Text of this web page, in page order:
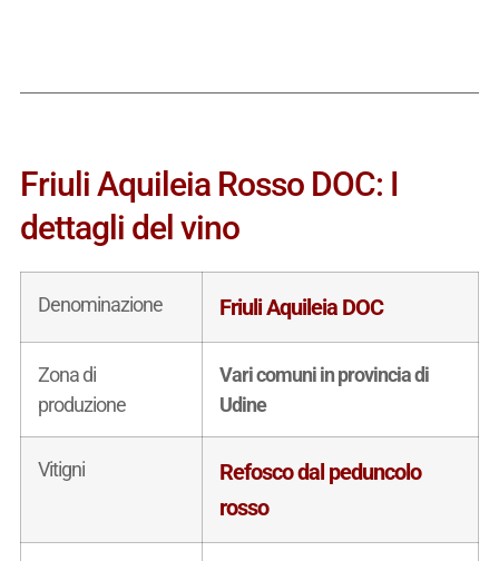
Friuli Aquileia Rosso DOC: I
dettagli del vino
Denominazione Friuli Aquileia DOC
Zona di
produzione
Vari comuni in provincia di
Udine
Vitigni
Refosco dal peduncolo
rosso